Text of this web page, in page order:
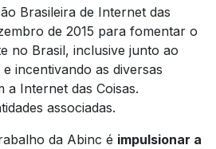
Brasileira de Internet das
de 2015 para fomentar o
no Brasil, inclusive junto ao
incentivando as diversas
a Internet das Coisas.
associadas.
da Abinc é impulsionar a